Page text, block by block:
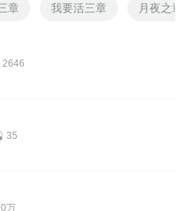
章 我要活三章 月夜之章
2646
35
万